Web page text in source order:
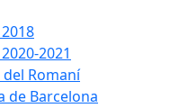
2021
Romaní
de Barcelona